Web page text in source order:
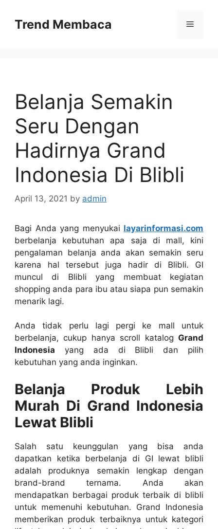
contentTrend Membaca Menu
Belanja Semakin
Seru Dengan
Hadirnya Grand
Indonesia Di Blibli
April 13, 2021 by admin
Bagi Anda yang menyukai layarinformasi.com
berbelanja kebutuhan apa saja di mall, kini
pengalaman belanja anda akan semakin seru
karena hal tersebut juga hadir di Blibli. GI
muncul di Blibli yang membuat kegiatan
shopping anda para ibu atau siapa pun semakin
menarik lagi.
Anda tidak perlu lagi pergi ke mall untuk
berbelanja, cukup hanya scroll katalog Grand
Indonesia yang ada di Blibli dan pilih
kebutuhan yang anda inginkan.
Belanja Produk Lebih
Murah Di Grand Indonesia
Lewat Blibli
Salah satu keunggulan yang bisa anda
dapatkan ketika berbelanja di GI lewat blibli
adalah produknya semakin lengkap dengan
brand-brand ternama. Anda akan
mendapatkan berbagai produk terbaik di blibli
untuk memenuhi kebutuhan. Grand Indonesia
memberikan produk terbaiknya untuk kategori